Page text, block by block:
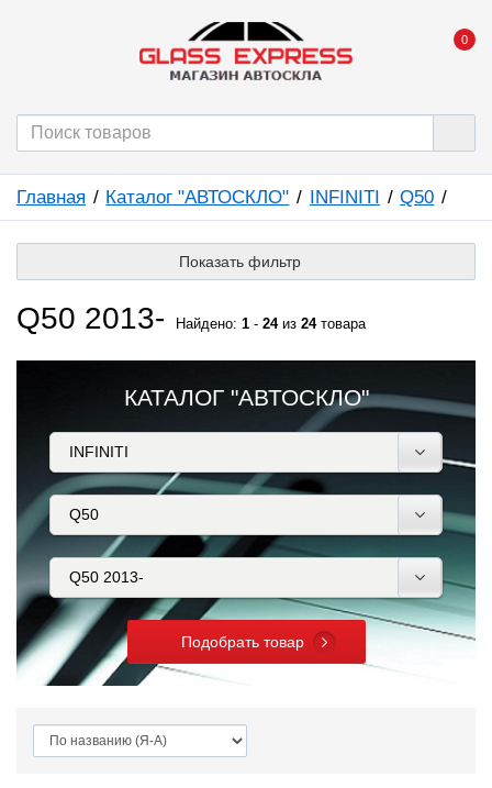
0
Главная Каталог "АВТОСКЛО" INFINITI Q50
Показать фильтр
Q50 2013- Найдено: 1 - 24из 24товара
КАТАЛОГ "АВТОСКЛО"
Подобрать товар